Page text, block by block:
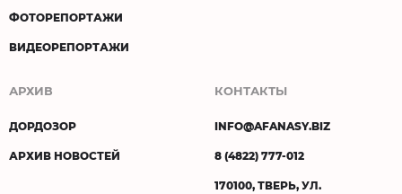
ФОТОРЕПОРТАЖИ
ВИДЕОРЕПОРТАЖИ
АРХИВ
ДОРДОЗОР
АРХИВ НОВОСТЕЙ
КОНТАКТЫ
INFO@AFANASY.BIZ
8 (4822) 777-012
170100, ТВЕРЬ, УЛ.